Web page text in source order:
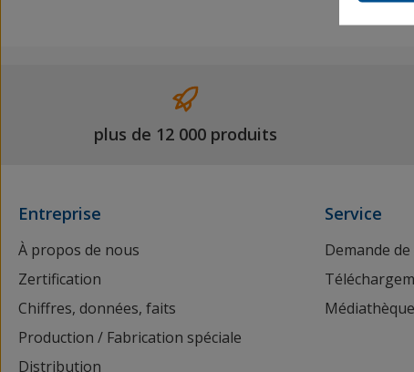
plus de 12 000 produits
Entreprise
À propos de nous
Zertification
Chiffres, données, faits
Production / Fabrication spéciale
Distribution
Service
Demande
Médiathèque